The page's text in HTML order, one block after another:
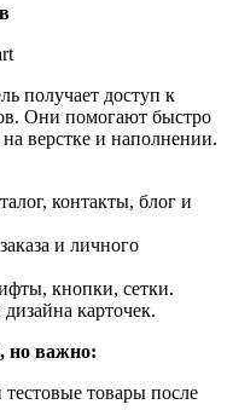
получает доступ к
Они помогают быстро
верстке и наполнении.
контакты, блог и
и личного
кнопки, сетки.
карточек.
но важно:
товары после